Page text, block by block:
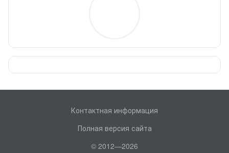
Контактная информация
Полная версия сайта
© 2012—2026